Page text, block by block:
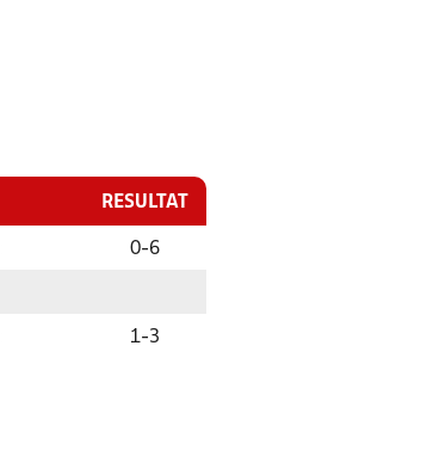
RESULTAT
0-6
1-3